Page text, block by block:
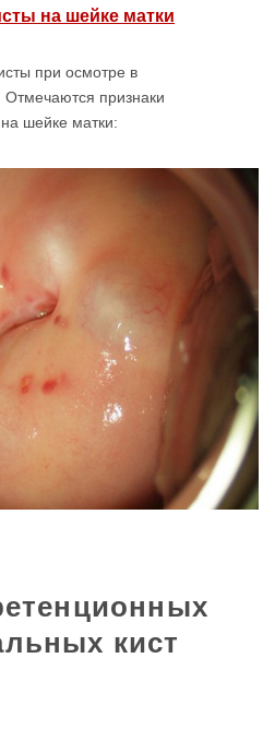
на шейке матки
при осмотре в
Отмечаются признаки
шейке матки:
кист